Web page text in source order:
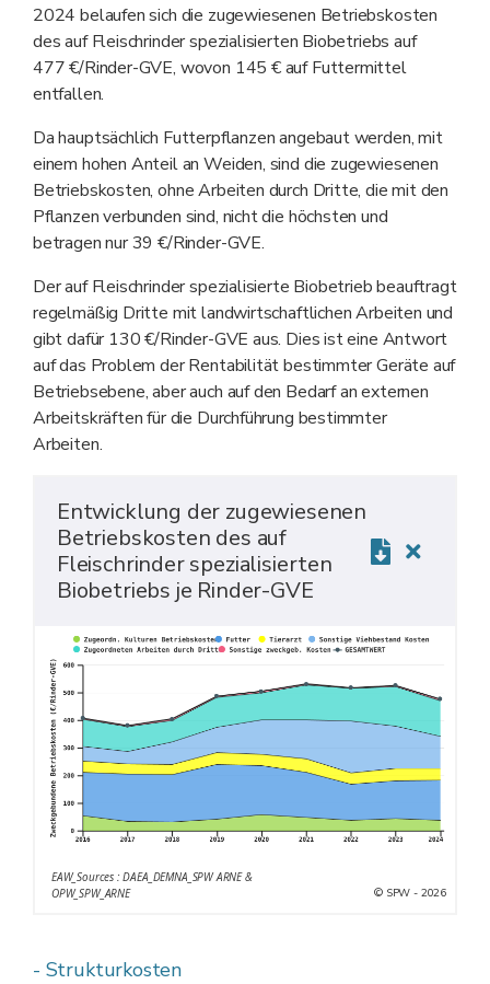
2024 belaufen sich die zugewiesenen Betriebskosten
des auf Fleischrinder spezialisierten Biobetriebs auf
477 €/Rinder-GVE, wovon 145 € auf Futtermittel
entfallen.
Da hauptsächlich Futterpflanzen angebaut werden, mit
einem hohen Anteil an Weiden, sind die zugewiesenen
Betriebskosten, ohne Arbeiten durch Dritte, die mit den
Pflanzen verbunden sind, nicht die höchsten und
betragen nur 39 €/Rinder-GVE.
Der auf Fleischrinder spezialisierte Biobetrieb beauftragt
regelmäßig Dritte mit landwirtschaftlichen Arbeiten und
gibt dafür 130 €/Rinder-GVE aus. Dies ist eine Antwort
auf das Problem der Rentabilität bestimmter Geräte auf
Betriebsebene, aber auch auf den Bedarf an externen
Arbeitskräften für die Durchführung bestimmter
Arbeiten.
Entwicklung der zugewiesenen
Betriebskosten des auf
Fleischrinder spezialisierten
Biobetriebs je Rinder-GVE
EAW_Sources : DAEA_DEMNA_SPW ARNE &
OPW_SPW_ARNE
© SPW - 2026
- Strukturkosten